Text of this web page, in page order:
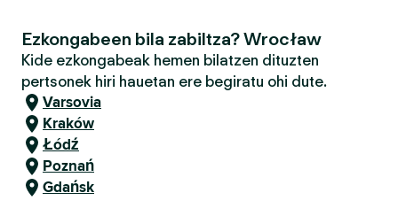
Ezkongabeen bila zabiltza? Wrocław
Kide ezkongabeak hemen bilatzen dituzten
pertsonek hiri hauetan ere begiratu ohi dute.
Varsovia
Kraków
Łódź
Poznań
Gdańsk